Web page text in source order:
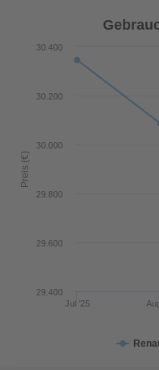
Preis (€)
Jul '25
29.400
29.600
29.800
30.000
30.200
30.400